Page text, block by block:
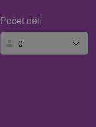
Počet dětí